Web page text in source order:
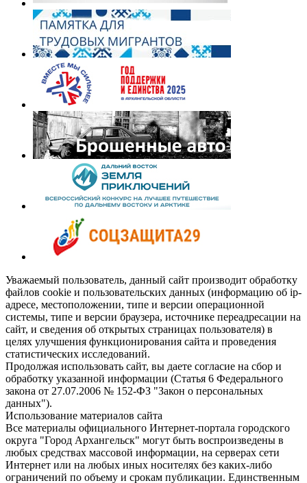
Уважаемый пользователь, данный сайт производит обработку
файлов cookie и пользовательских данных (информацию об ip-
адресе, местоположении, типе и версии операционной
системы, типе и версии браузера, источнике переадресации на
сайт, и сведения об открытых страницах пользователя) в
целях улучшения функционирования сайта и проведения
статистических исследований.
Продолжая использовать сайт, вы даете согласие на сбор и
обработку указанной информации (Статья 6 Федерального
закона от 27.07.2006 № 152-ФЗ "Закон о персональных
данных").
Использование материалов сайта
Все материалы официального Интернет-портала городского
округа "Город Архангельск" могут быть воспроизведены в
любых средствах массовой информации, на серверах сети
Интернет или на любых иных носителях без каких-либо
ограничений по объему и срокам публикации. Единственным